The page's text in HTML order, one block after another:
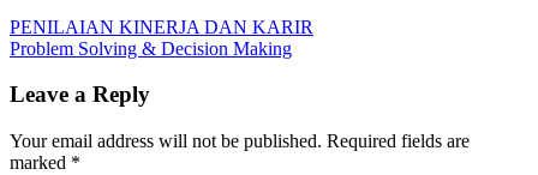
PERJANJIAN
KERJA
HUBUNGAN
INDUSTRIAL
Post
navigation
Previous
Post:
PENILAIAN KINERJA DAN KARIR
Next
Problem Solving & Decision Making
Leave a Reply
Your email address will not be published. Required fields are
marked *